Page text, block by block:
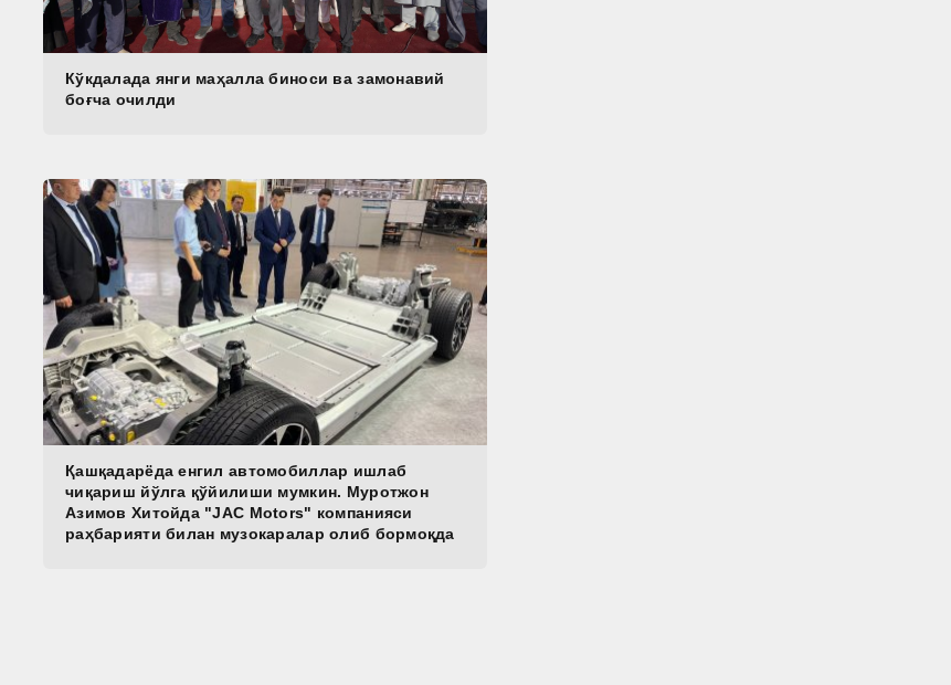
Кўкдалада янги маҳалла биноси ва замонавий
боғча очилди
Қашқадарёда енгил автомобиллар ишлаб
чиқариш йўлга қўйилиши мумкин. Муротжон
Азимов Хитойда "JAC Motors" компанияси
раҳбарияти билан музокаралар олиб бормоқда